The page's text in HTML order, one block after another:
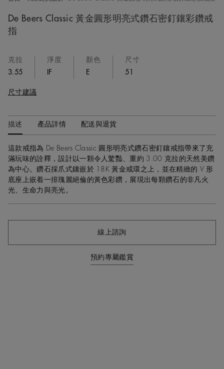
De Beers Classic 黃金圓形明亮式鑽石密釘鑲彩鑽戒
指
克拉
3.55
淨度
IF
顏色
E
尺寸
51
尺寸建議
描述 產品詳情 配送與退貨
這款戒指為 De Beers Classic 圓形明亮式鑽石密釘鑲戒指帶來了充
滿玩味的詮釋，設計以一顆令人驚豔、重約 3.00 克拉的天然美鑽
為中心。鑽石採爪式鑲嵌於 18K 黃金戒環之上，並在精緻的 V 形
底座上嵌着一排瑰麗絕倫的黃色彩鑽，展現出每顆鑽石的非凡火
光、生命力與亮光。
線上諮詢
預約專屬鑑賞